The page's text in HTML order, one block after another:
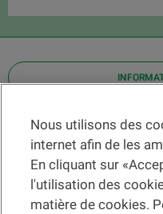
Nous utilisons des
internet afin de les
En cliquant sur
l'utilisation des
matière de cookies.